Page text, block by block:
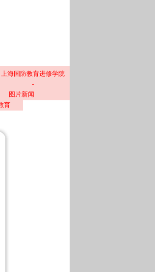
上海国防教育进修学院
-
图片新闻
育